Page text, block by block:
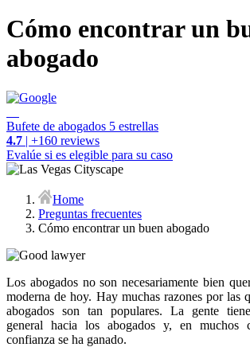
Cómo encontrar un
abogado
Bufete de abogados 5 estrellas
4.7 | +160 reviews
Evalúe si es elegible para su caso
Home
Preguntas frecuentes
Cómo encontrar un buen abogado
Los abogados no son necesariamente bien
moderna de hoy. Hay muchas razones por las
abogados son tan populares. La gente
general hacia los abogados y, en muchos
confianza se ha ganado.